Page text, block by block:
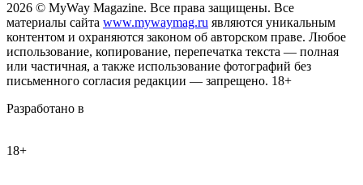
2026 © MyWay Magazine. Все права защищены. Все
материалы сайта www.mywaymag.ru являются уникальным
контентом и охраняются законом об авторском праве. Любое
использование, копирование, перепечатка текста — полная
или частичная, а также использование фотографий без
письменного согласия редакции — запрещено. 18+
Разработано в
18+